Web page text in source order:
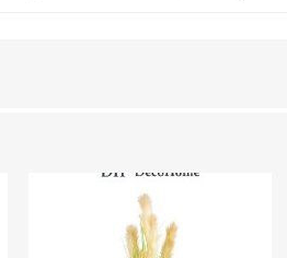
Zidne Slike
Zidne Kompozicije
Bele MDF lajsne